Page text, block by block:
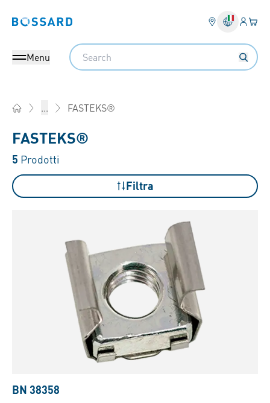
Bossard homepage Login
Il
Menu
Search
... FASTEKS®
FASTEKS®
5 Prodotti
Filtra
BN 38358